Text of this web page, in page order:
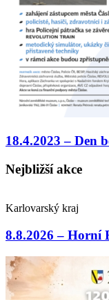
18.4.2023 – Den
Nejbližší akce
Karlovarský kraj
8.8.2026 – Horní